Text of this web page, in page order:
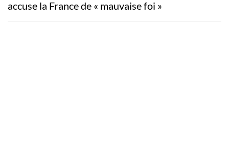
accuse la France de « mauvaise foi »